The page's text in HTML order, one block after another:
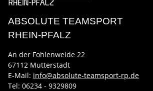
ABSOLUTE TEAMSPORT
RHEIN-PFALZ
An der Fohlenweide 22
67112 Mutterstadt
E-Mail: info@absolute-teamsport-rp.de
Tel: 06234 - 9329809